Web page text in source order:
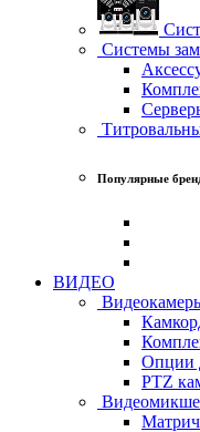
Системы
Популярные
ВИДЕО
Опции
PTZ